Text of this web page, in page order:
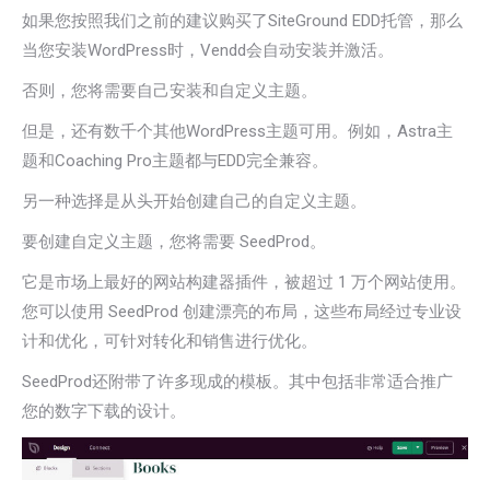
如果您按照我们之前的建议购买了SiteGround EDD托管，那么
当您安装WordPress时，Vendd会自动安装并激活。
否则，您将需要自己安装和自定义主题。
但是，还有数千个其他WordPress主题可用。例如，Astra主
题和Coaching Pro主题都与EDD完全兼容。
另一种选择是从头开始创建自己的自定义主题。
要创建自定义主题，您将需要 SeedProd。
它是市场上最好的网站构建器插件，被超过 1 万个网站使用。
您可以使用 SeedProd 创建漂亮的布局，这些布局经过专业设
计和优化，可针对转化和销售进行优化。
SeedProd还附带了许多现成的模板。其中包括非常适合推广
您的数字下载的设计。